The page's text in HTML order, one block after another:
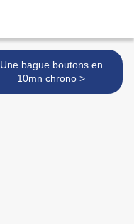
Une bague boutons en
10mn chrono >